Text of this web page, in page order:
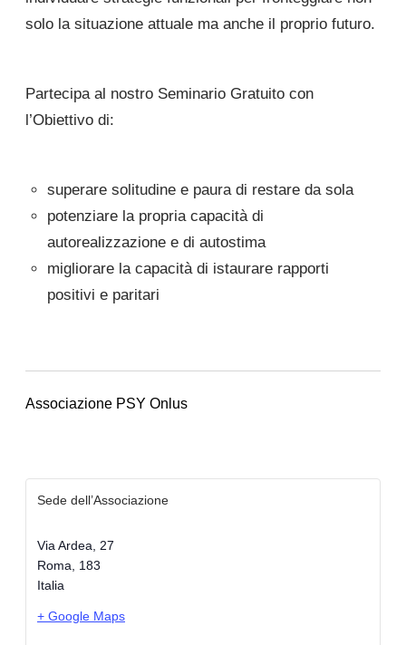
solo la situazione attuale ma anche il proprio futuro.
Partecipa al nostro Seminario Gratuito con
l’Obiettivo di:
superare solitudine e paura di restare da sola
potenziare la propria capacità di
autorealizzazione e di autostima
migliorare la capacità di istaurare rapporti
positivi e paritari
Associazione PSY Onlus
Sede dell’Associazione
Via Ardea, 27
Roma, 183
Italia
+ Google Maps